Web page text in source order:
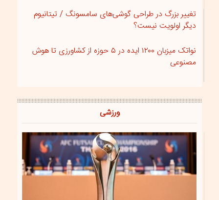
تغییر بزرگ در طراحی گوشی‌های سامسونگ / تیتانیوم
دیگر اولویت نیست؟
نواتک میزبان ۱۲۰۰ ایده در ۵ حوزه از کشاورزی تا هوش
مصنوعی
ورزشی